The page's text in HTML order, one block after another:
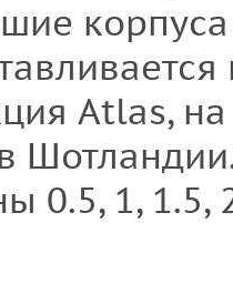
Atlas,
0.5, 1, 1.5,